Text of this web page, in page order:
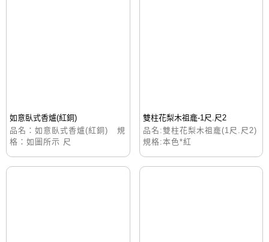
如意臥式香爐(紅銅)
品名：如意臥式香爐(紅銅) 規
格：如圖所示 尺
雙柱花梨木祖龕-1尺.尺2
品名:雙柱花梨木祖龕(1尺.尺2)
規格:本色*紅